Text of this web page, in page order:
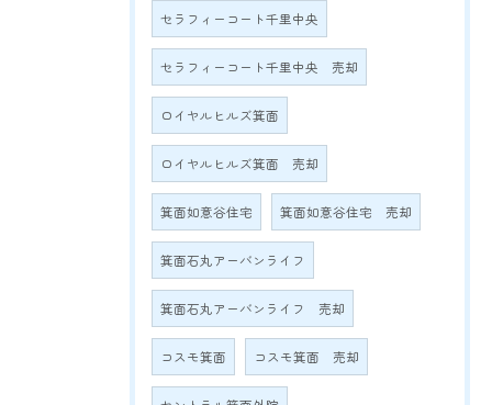
セラフィーコート千里中央
セラフィーコート千里中央 売却
ロイヤルヒルズ箕面
ロイヤルヒルズ箕面 売却
箕面如意谷住宅 箕面如意谷住宅 売却
箕面石丸アーバンライフ
箕面石丸アーバンライフ 売却
コスモ箕面 コスモ箕面 売却